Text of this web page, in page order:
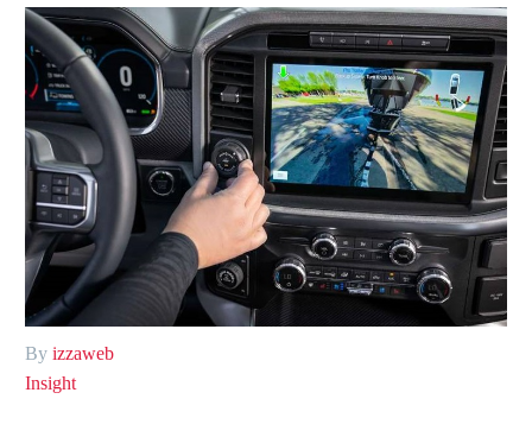
By izzaweb
Insight